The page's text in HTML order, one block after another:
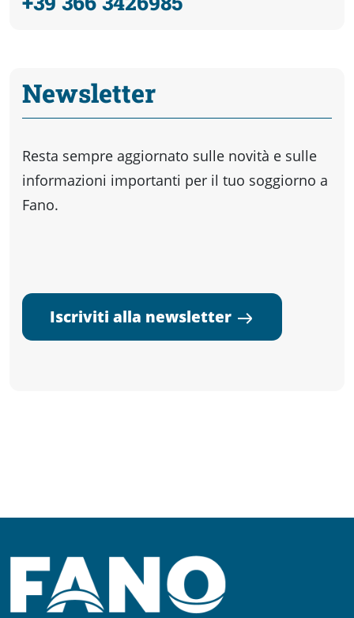
Newsletter
Resta sempre aggiornato sulle novità e sulle
informazioni importanti per il tuo soggiorno a
Fano.
Iscriviti alla newsletter